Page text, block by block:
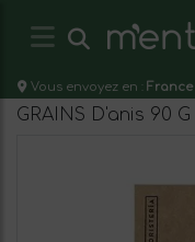
Vous envoyez en : France
GRAINS D'anis 90 G